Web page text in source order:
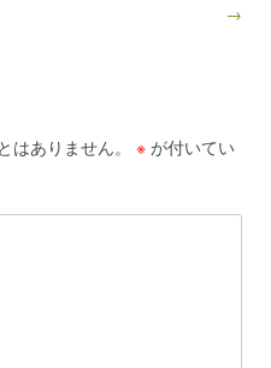
→
はありません。 ※ が付いてい